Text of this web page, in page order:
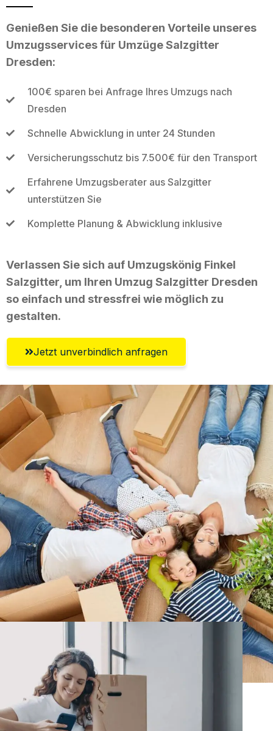
Genießen Sie die besonderen Vorteile unseres
Umzugsservices für Umzüge Salzgitter
Dresden:
100€ sparen bei Anfrage Ihres Umzugs nach
Dresden
Schnelle Abwicklung in unter 24 Stunden
Versicherungsschutz bis 7.500€ für den Transport
Erfahrene Umzugsberater aus Salzgitter
unterstützen Sie
Komplette Planung & Abwicklung inklusive
Verlassen Sie sich auf Umzugskönig Finkel
Salzgitter, um Ihren Umzug Salzgitter Dresden
so einfach und stressfrei wie möglich zu
gestalten.
Jetzt unverbindlich anfragen